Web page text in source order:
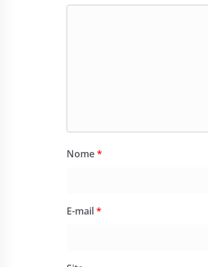
Nome*
E-mail*